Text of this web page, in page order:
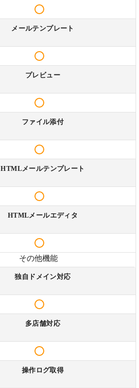
メールテンプレート
プレビュー
ファイル添付
HTMLメールテンプレート
HTMLメールエディタ
その他機能
独自ドメイン対応
多店舗対応
操作ログ取得